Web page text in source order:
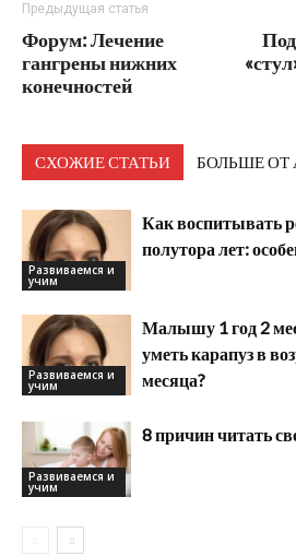
Предыдущая статья
Форум: Лечение
гангрены нижних
конечностей
СХОЖИЕ СТАТЬИ БОЛЬШЕ ОТ
Развиваемся и
учим
Как воспитывать
полутора лет:
Развиваемся и
учим
Малышу 1 год 2
уметь карапуз в
месяца?
Развиваемся и
учим
8 причин читать